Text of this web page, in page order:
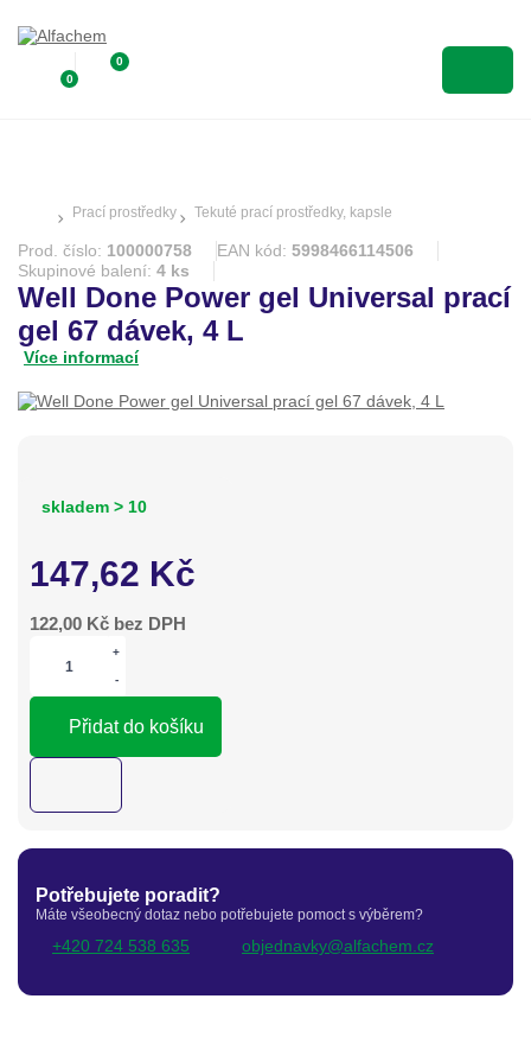
0
0
Prací prostředky Tekuté prací prostředky, kapsle
Prod. číslo: 100000758 EAN kód: 5998466114506
Skupinové balení: 4 ks
Well Done Power gel Universal prací
gel 67 dávek, 4 L
Více informací
skladem > 10
147,62 Kč
122,00 Kč bez DPH
+
-
Přidat do košíku
Potřebujete poradit?
Máte všeobecný dotaz nebo potřebujete pomoct s výběrem?
+420 724 538 635 objednavky@alfachem.cz